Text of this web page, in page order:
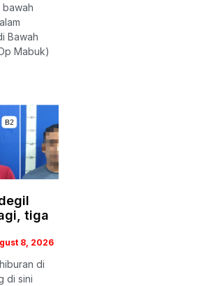
bawah
Bawah
Mabuk)
tiga
8, 2026
di
di sini